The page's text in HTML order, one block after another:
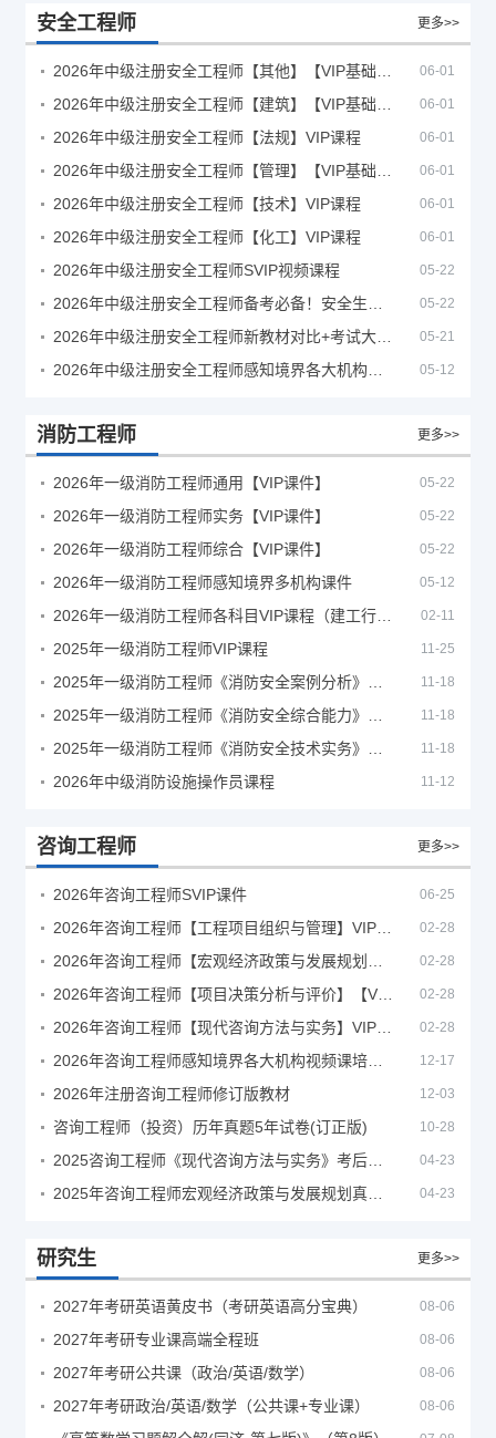
安全工程师 更多>>
06-01
06-01
2026年中级注册安全工程师【法规】VIP课程 06-01
06-01
2026年中级注册安全工程师【技术】VIP课程 06-01
2026年中级注册安全工程师【化工】VIP课程 06-01
2026年中级注册安全工程师SVIP视频课程 05-22
05-22
05-21
05-12
消防工程师 更多>>
2026年一级消防工程师通用【VIP课件】 05-22
2026年一级消防工程师实务【VIP课件】 05-22
2026年一级消防工程师综合【VIP课件】 05-22
2026年一级消防工程师感知境界多机构课件 05-12
02-11
2025年一级消防工程师VIP课程 11-25
11-18
11-18
11-18
2026年中级消防设施操作员课程 11-12
咨询工程师 更多>>
2026年咨询工程师SVIP课件 06-25
02-28
02-28
02-28
02-28
12-17
2026年注册咨询工程师修订版教材 12-03
咨询工程师（投资）历年真题5年试卷(订正版) 10-28
04-23
04-23
研究生 更多>>
2027年考研英语黄皮书（考研英语高分宝典） 08-06
2027年考研专业课高端全程班 08-06
2027年考研公共课（政治/英语/数学） 08-06
2027年考研政治/英语/数学（公共课+专业课） 08-06